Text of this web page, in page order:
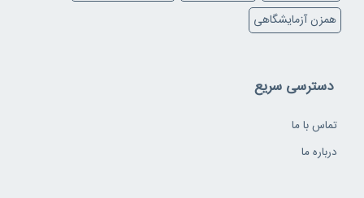
همزن آزمایشگاهی
دسترسی سریع
تماس با ما
درباره ما